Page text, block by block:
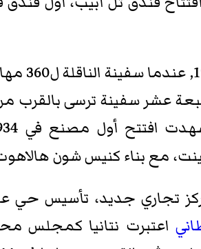
, كما
حتى 1939, مع أكثر من سبعة عشر سفينة
مع بناء كنيس شون
بدء بناء مركز تجاري جديد،
اعتبرت نتانيا كمجلس